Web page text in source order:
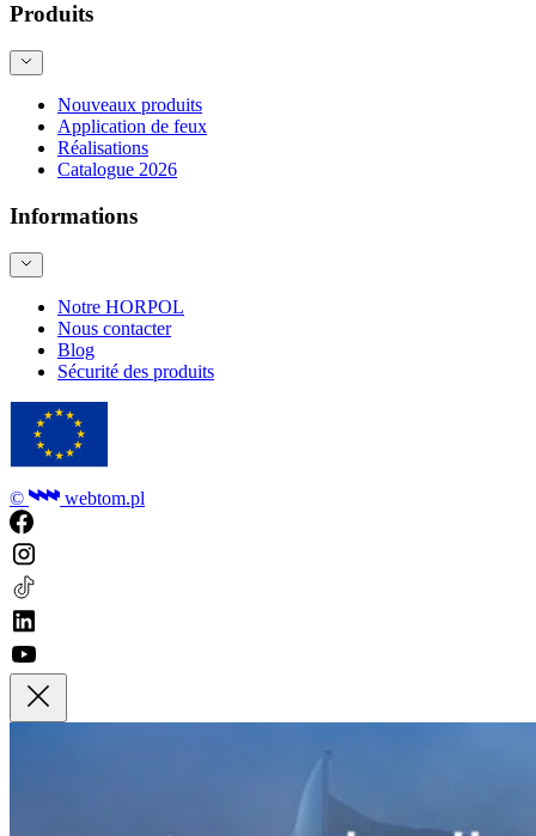
Produits
Nouveaux produits
Application de feux
Réalisations
Catalogue 2026
Informations
Notre HORPOL
Nous contacter
Blog
Sécurité des produits
© webtom.pl